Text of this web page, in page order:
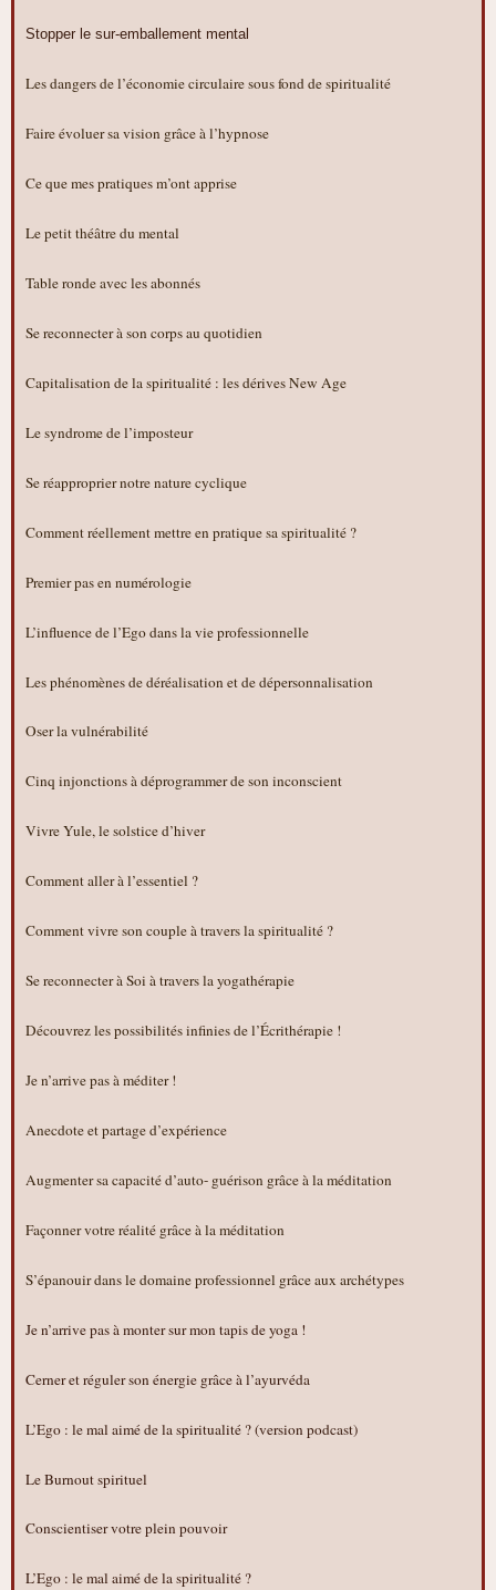
Stopper le sur-emballement mental
Les dangers de l’économie circulaire sous fond de spiritualité
Faire évoluer sa vision grâce à l’hypnose
Ce que mes pratiques m’ont apprise
Le petit théâtre du mental
Table ronde avec les abonnés
Se reconnecter à son corps au quotidien
Capitalisation de la spiritualité : les dérives New Age
Le syndrome de l’imposteur
Se réapproprier notre nature cyclique
Comment réellement mettre en pratique sa spiritualité ?
Premier pas en numérologie
L’influence de l’Ego dans la vie professionnelle
Les phénomènes de déréalisation et de dépersonnalisation
Oser la vulnérabilité
Cinq injonctions à déprogrammer de son inconscient
Vivre Yule, le solstice d’hiver
Comment aller à l’essentiel ?
Comment vivre son couple à travers la spiritualité ?
Se reconnecter à Soi à travers la yogathérapie
Découvrez les possibilités infinies de l’Écrithérapie !
Je n’arrive pas à méditer !
Anecdote et partage d’expérience
Augmenter sa capacité d’auto- guérison grâce à la méditation
Façonner votre réalité grâce à la méditation
S’épanouir dans le domaine professionnel grâce aux archétypes
Je n’arrive pas à monter sur mon tapis de yoga !
Cerner et réguler son énergie grâce à l’ayurvéda
L’Ego : le mal aimé de la spiritualité ? (version podcast)
Le Burnout spirituel
Conscientiser votre plein pouvoir
L’Ego : le mal aimé de la spiritualité ?